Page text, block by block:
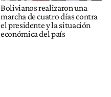
Bolivianos realizaron una
marcha de cuatro días contra
el presidente y la situación
económica del país